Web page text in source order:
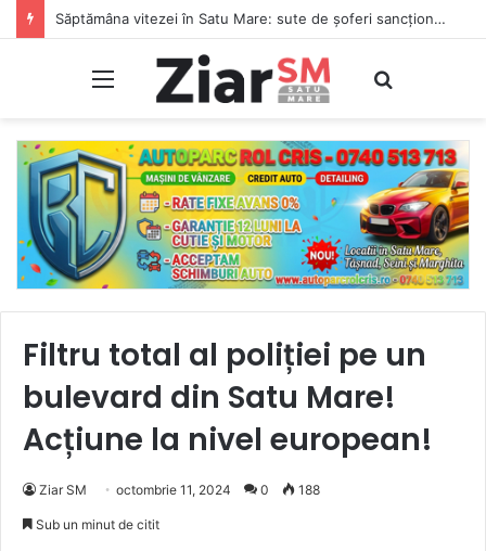
Săptămâna vitezei în Satu Mare: sute de șoferi sancționați și 26 de permise reținute
Meniu
Filtru total al poliției pe un
bulevard din Satu Mare!
Acțiune la nivel european!
Ziar SM octombrie 11, 2024 0 188
Sub un minut de citit